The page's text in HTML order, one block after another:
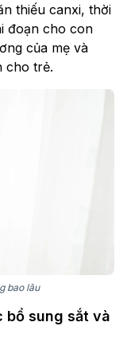
thiếu canxi, thời
đoạn cho con
của mẹ và
cho trẻ.
bao lâu
bổ sung sắt và